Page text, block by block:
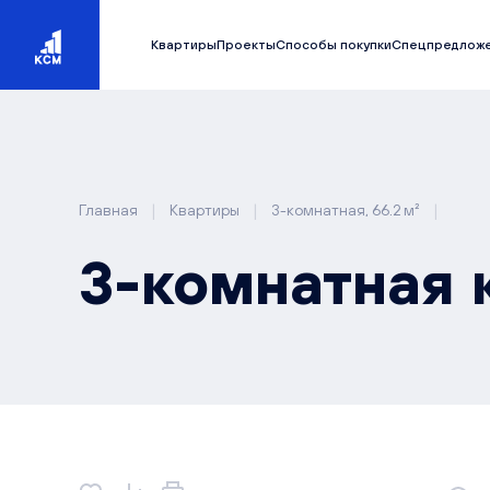
КвартирыПроектыСпособы покупки
Главная | Квартиры | 3-комнатная, 66.2 м² |
3-комнатная